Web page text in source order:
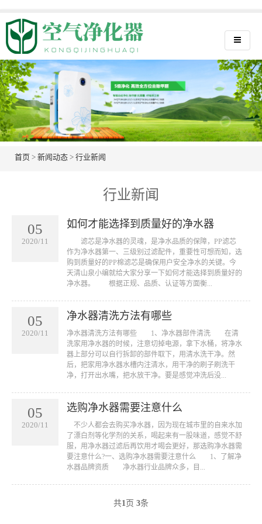
首页 > 新闻动态 > 行业新闻
行业新闻
05
2020/11
如何才能选择到质量好的净水器
滤芯是净水器的灵魂，是净水品质的保障，PP滤芯
作为净水器第一、三级别过滤配件，重要性可想而知，选
购到质量好的PP棉滤芯是确保用户安全净水的关键。今
天清山泉小编就给大家分享一下如何才能选择到质量好的
净水器。 根据正规、品质、认证等方面衡...
05
2020/11
净水器清洗方法有哪些
净水器清洗方法有哪些 1、净水器部件清洗 在清
洗家用净水器的时候，注意切掉电源，拿下水桶，将净水
器上部分可以自行拆卸的部件取下，用清水洗干净。然
后，把家用净水器水槽内注清水，用干净的刷子刷洗干
净，打开出水嘴，把水放干净。要是感觉冲洗后没...
05
2020/11
选购净水器需要注意什么
不少人都会去购买净水器，因为现在城市里的自来水加
了漂白剂等化学剂的关系，喝起来有一股味道，感觉不舒
服，用净水器过滤后再饮用才喝会更好，那选购净水器需
要注意什么?一、选购净水器需要注意什么 1、了解净
水器品牌资质 净水器行业品牌众多，目...
共1页 3条